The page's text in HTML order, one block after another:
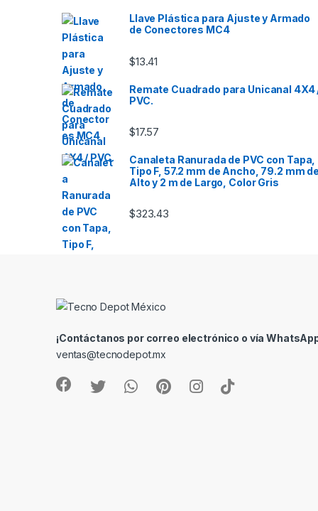
Llave Plástica para Ajuste y Armado
de Conectores MC4
$13.41
Remate Cuadrado para Unicanal 4X4
PVC.
$17.57
Canaleta Ranurada de PVC con Tapa,
Tipo F, 57.2 mm de Ancho, 79.2 mm
Alto y 2 m de Largo, Color Gris
$323.43
¡Contáctanos por correo electrónico o vía
ventas@tecnodepot.mx